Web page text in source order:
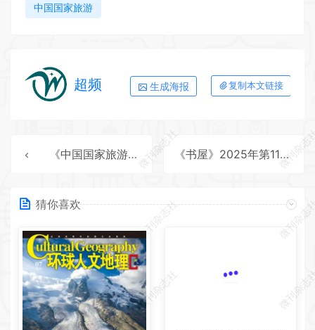
中国国家旅游
超频 生成海报 复制本文链接
《中国国家旅游》2025年第9期全彩精校PDF杂志下载 《书屋》2025年第11期全彩精校PDF杂志下载
猜你喜欢
微刊杂志社 微刊杂
微刊杂志社 微刊杂
微刊杂志社
微刊杂